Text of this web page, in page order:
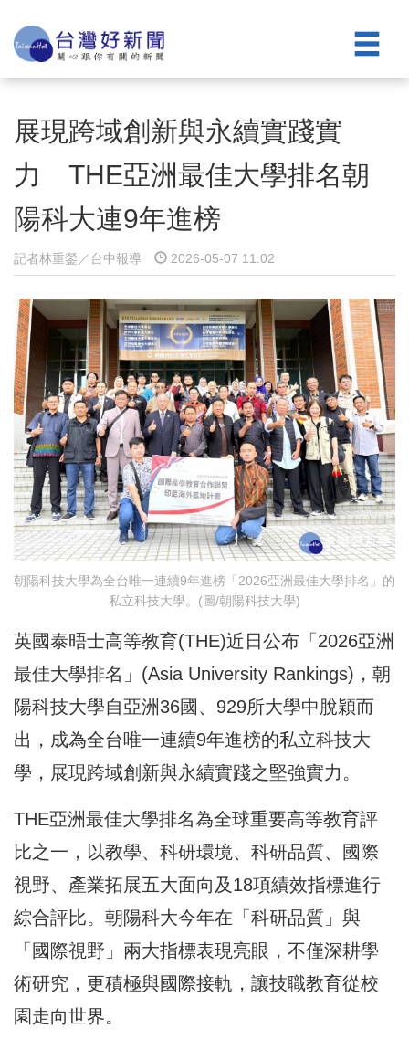
展現跨域創新與永續實踐實
力 THE亞洲最佳大學排名朝
陽科大連9年進榜
記者林重鎣／台中報導 2026-05-07 11:02
朝陽科技大學為全台唯一連續9年進榜「2026亞洲最佳大學排名」的
私立科技大學。(圖/朝陽科技大學)
英國泰晤士高等教育(THE)近日公布「2026亞洲
最佳大學排名」(Asia University Rankings)，朝
陽科技大學自亞洲36國、929所大學中脫穎而
出，成為全台唯一連續9年進榜的私立科技大
學，展現跨域創新與永續實踐之堅強實力。
THE亞洲最佳大學排名為全球重要高等教育評
比之一，以教學、科研環境、科研品質、國際
視野、產業拓展五大面向及18項績效指標進行
綜合評比。朝陽科大今年在「科研品質」與
「國際視野」兩大指標表現亮眼，不僅深耕學
術研究，更積極與國際接軌，讓技職教育從校
園走向世界。